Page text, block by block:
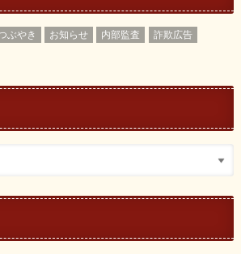
ぶやき お知らせ 内部監査
詐欺広告